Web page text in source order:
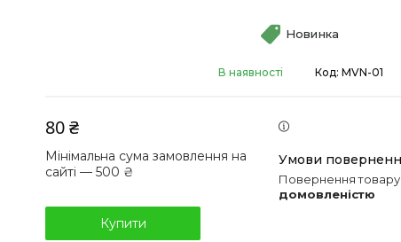
Новинка
В наявності Код: MVN-01
80 ₴
Мінімальна сума замовлення на
сайті — 500 ₴
Купити
повернення
домовленістю